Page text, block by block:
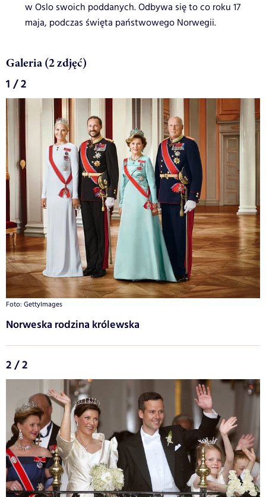
w Oslo swoich poddanych. Odbywa się to co roku 17
maja, podczas święta państwowego Norwegii.
Galeria (2 zdjęć)
1 / 2
Foto: GettyImages
Norweska rodzina królewska
2 / 2